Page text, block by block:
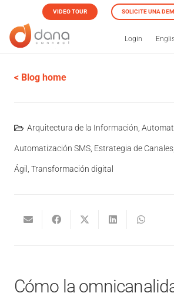
VIDEO TOUR SOLICITE UNA
Login
< Blog home
Arquitectura de la Información,
Automatización SMS, Estrategia de Canales
Ágil , Transformación digital
Cómo la